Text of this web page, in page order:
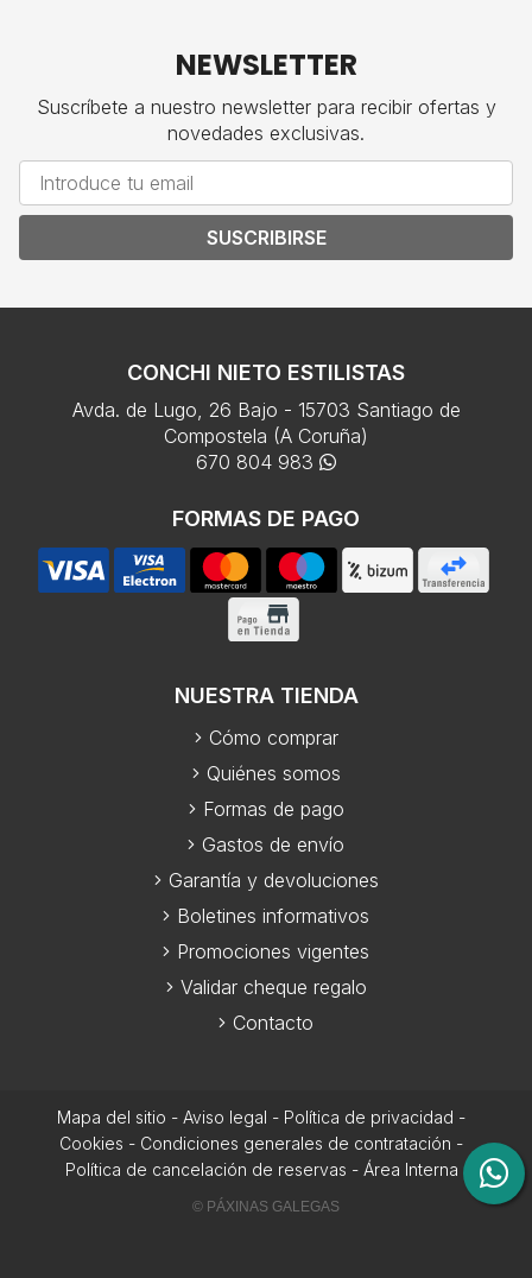
NEWSLETTER
Suscríbete a nuestro newsletter para recibir ofertas y
novedades exclusivas.
SUSCRIBIRSE
CONCHI NIETO ESTILISTAS
Avda. de Lugo, 26 Bajo - 15703 Santiago de
Compostela (A Coruña)
670 804 983
FORMAS DE PAGO
NUESTRA TIENDA
Cómo comprar
Quiénes somos
Formas de pago
Gastos de envío
Garantía y devoluciones
Boletines informativos
Promociones vigentes
Validar cheque regalo
Contacto
Mapa del sitio - Aviso legal - Política de privacidad -
Cookies - Condiciones generales de contratación -
Política de cancelación de reservas - Área Interna
© PÁXINAS GALEGAS